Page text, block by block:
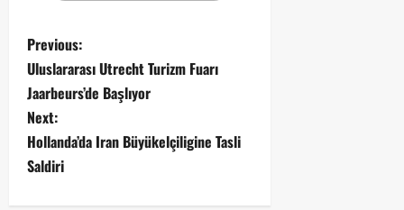
Previous:
Uluslararası Utrecht Turizm Fuarı
Jaarbeurs’de Başlıyor
Next:
Hollanda’da Iran Büyükelçiligine Tasli
Saldiri